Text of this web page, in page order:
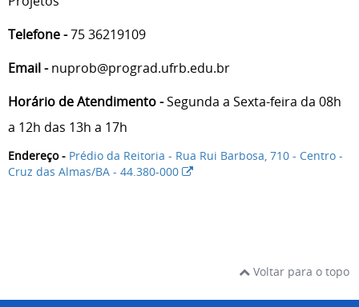
Telefone -75 36219109
Email -nuprob@prograd.ufrb.edu.br
Horário de Atendimento -Segunda a Sexta-feira da 08h
a 12h das 13h a 17h
Endereço - Prédio da Reitoria - Rua Rui Barbosa, 710 - Centro -
Cruz das Almas/BA - 44.380-000
Voltar para o topo